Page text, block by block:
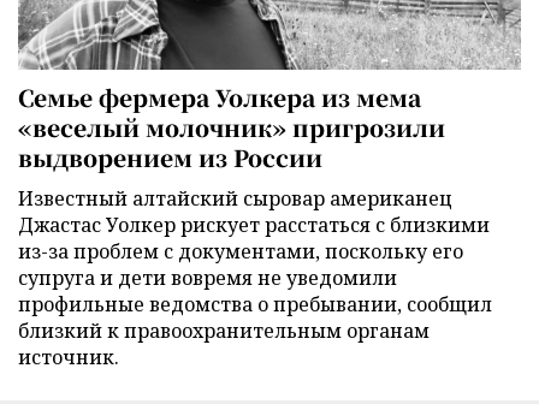
Семье фермера Уолкера из мема
«веселый молочник» пригрозили
выдворением из России
Известный алтайский сыровар американец
Джастас Уолкер рискует расстаться с близкими
из-за проблем с документами, поскольку его
супруга и дети вовремя не уведомили
профильные ведомства о пребывании, сообщил
близкий к правоохранительным органам
источник.